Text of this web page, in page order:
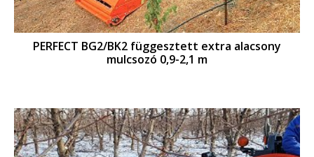
PERFECT BG2/BK2 függesztett extra alacsony
mulcsozó 0,9-2,1 m